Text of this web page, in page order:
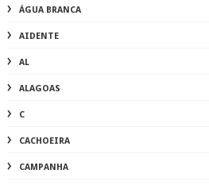
ÁGUA BRANCA
AIDENTE
AL
ALAGOAS
C
CACHOEIRA
CAMPANHA